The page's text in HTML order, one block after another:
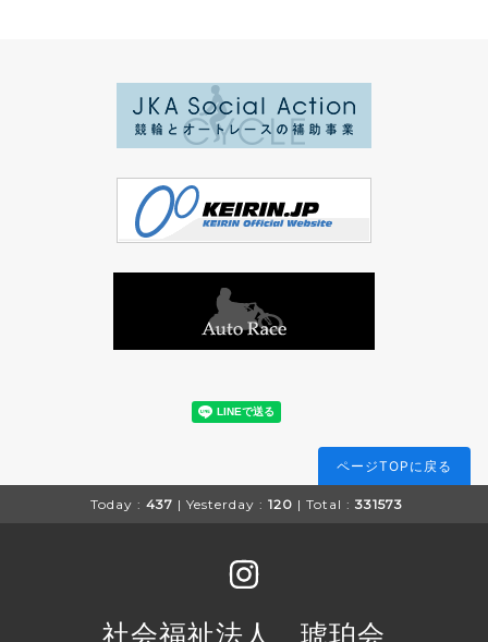
ページTOPに戻る
Today : 437 | Yesterday : 120 | Total : 331573
社会福祉法人 琥珀会